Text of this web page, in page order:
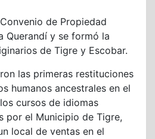
de Propiedad
Querandí y se formó la
de Tigre y Escobar.
las primeras restituciones
humanos ancestrales en el
cursos de idiomas
por el Municipio de Tigre,
local de ventas en el